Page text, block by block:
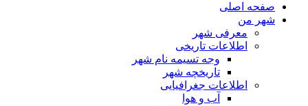
صفحه اصلی
شهر من
معرفی شهر
اطلاعات تاریخی
وجه تسیمه نام شهر
تاریخچه شهر
اطلاعات جغرافیایی
آب و هوا